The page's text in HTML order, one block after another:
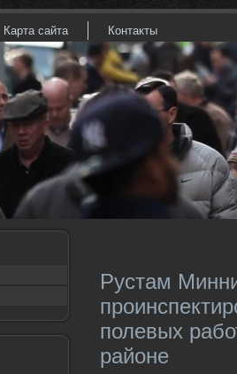
Карта сайта Контакты
Рустам
полевых
районе